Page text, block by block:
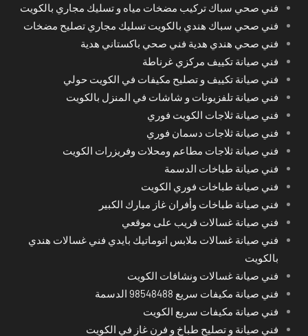
فني صحي سباك تركيب مضخات مياه و تسليك مجاري بالكويت
فني صحي سباك هندي بالكويت تسليك مجاري تصليح مضخات
فني صحي هندي هدية فني صحي باكستاني هدية
فني صيانة تكييف مركزي غرناطة
فني صيانة تكييف و تصليح مكيفات في الكويت حولي
فني صيانة تلفزيونات و شاشات في المنزل بالكويت
فني صيانة ثلاجات الكويت فوري
فني صيانة ثلاجات دسمان فوري
فني صيانة ثلاجات مطاعم ومحلات وفريزرات الكويت
فني صيانة طباخات الدسمة
فني صيانة طباخات فوري الكويت
فني صيانة طباخات وأفران غاز مبارك الكبير
فني صيانة غسالات قريب على موقعي
فني صيانة غسالات ملابس اتوماتيك بايدي فني غسالات هندي
بالكويت
فني صيانة غسالات ونشافات الكويت
فني صيانة مكيفات سريع 98548488 الدسمة
فني صيانة مكيفات سريع الكويت
فني صيانة و تصليح طباخ و فرن غاز في الكويت